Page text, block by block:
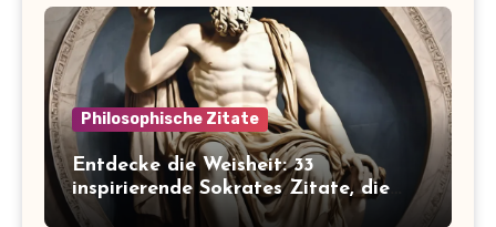
Philosophische Zitate
Entdecke die Weisheit: 33
inspirierende Sokrates Zitate, die
dein Leben verändern werden